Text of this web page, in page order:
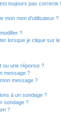
toujours pas correcte !
mon nom d’utilisateur ?
?
lorsque je clique sur
ou une réponse ?
message ?
message ?
à un sondage ?
sondage ?
?